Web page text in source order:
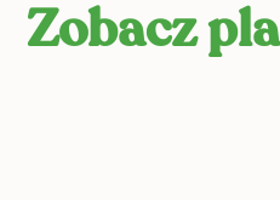
Zobacz